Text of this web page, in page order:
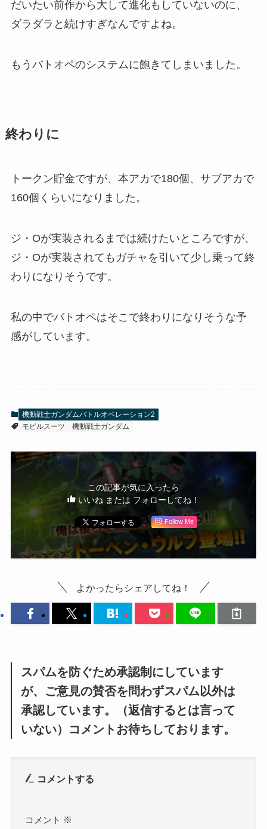
だいたい前作から大して進化もしていないのに、
ダラダラと続けすぎなんですよね。
もうバトオペのシステムに飽きてしまいました。
終わりに
トークン貯金ですが、本アカで180個、サブアカで
160個くらいになりました。
ジ・Oが実装されるまでは続けたいところですが、
ジ・Oが実装されてもガチャを引いて少し乗って終
わりになりそうです。
私の中でバトオペはそこで終わりになりそうな予
感がしています。
機動戦士ガンダムバトルオペレーション2
モビルスーツ
機動戦士ガンダム
この記事が気に入ったら
いいね または フォローしてね！
Follow Me
よかったらシェアしてね！
スパムを防ぐため承認制にしています
が、ご意見の賛否を問わずスパム以外は
承認しています。（返信するとは言って
いない）コメントお待ちしております。
コメントする
コメント ※